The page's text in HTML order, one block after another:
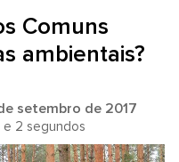
Comuns
ambientais?
setembro de 2017
e 2 segundos